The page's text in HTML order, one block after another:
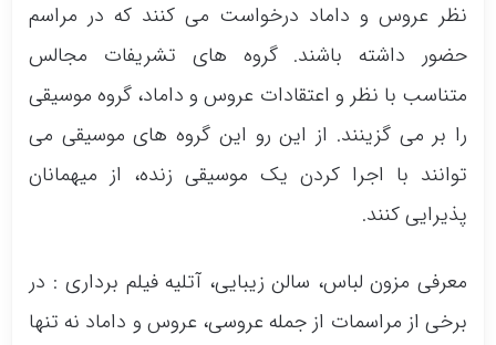
نظر عروس و داماد درخواست می کنند که در مراسم
حضور داشته باشند. گروه های تشریفات مجالس
متناسب با نظر و اعتقادات عروس و داماد، گروه موسیقی
را بر می گزینند. از این رو این گروه های موسیقی می
توانند با اجرا کردن یک موسیقی زنده، از میهمانان
پذیرایی کنند.
معرفی مزون لباس، سالن زیبایی، آتلیه فیلم برداری : در
برخی از مراسمات از جمله عروسی، عروس و داماد نه تنها